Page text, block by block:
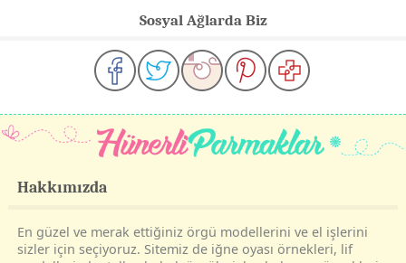
Sosyal Ağlarda Biz
Hakkımızda
En güzel ve merak ettiğiniz örgü modellerini ve el işlerini
sizler için seçiyoruz. Sitemiz de iğne oyası örnekleri, lif